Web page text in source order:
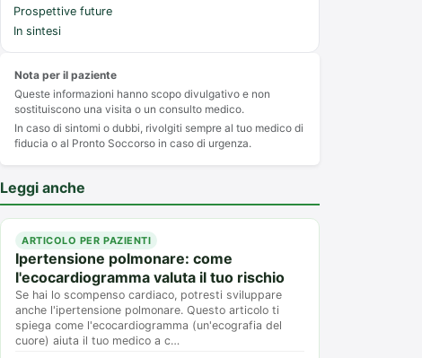
Prospettive future
In sintesi
Nota per il paziente
Queste informazioni hanno scopo divulgativo e non
sostituiscono una visita o un consulto medico.
In caso di sintomi o dubbi, rivolgiti sempre al tuo medico di
fiducia o al Pronto Soccorso in caso di urgenza.
Leggi anche
ARTICOLO PER PAZIENTI
Ipertensione polmonare: come
l'ecocardiogramma valuta il tuo rischio
Se hai lo scompenso cardiaco, potresti sviluppare
anche l'ipertensione polmonare. Questo articolo ti
spiega come l'ecocardiogramma (un'ecografia del
cuore) aiuta il tuo medico a c…